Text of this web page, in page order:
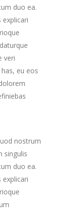
duo ea.
explicari
veri
eu eos
nostrum
singulis
duo ea.
explicari